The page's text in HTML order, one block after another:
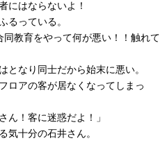
にはならないよ！
るっている。
教育をやって何が悪い！！触れて
となり同士だから始末に悪い。
ロアの客が居なくなってしまっ
ん！客に迷惑だよ！」
気十分の石井さん。